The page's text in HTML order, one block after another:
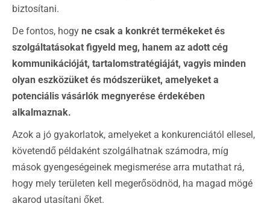
biztosítani.
De fontos, hogy ne csak a konkrét termékeket és
szolgáltatásokat figyeld meg, hanem az adott cég
kommunikációját, tartalomstratégiáját, vagyis minden
olyan eszközüket és módszerüket, amelyeket a
potenciális vásárlók megnyerése érdekében
alkalmaznak.
Azok a jó gyakorlatok, amelyeket a konkurenciától ellesel,
követendő példaként szolgálhatnak számodra, míg
mások gyengeségeinek megismerése arra mutathat rá,
hogy mely területen kell megerősödnöd, ha magad mögé
akarod utasítani őket.